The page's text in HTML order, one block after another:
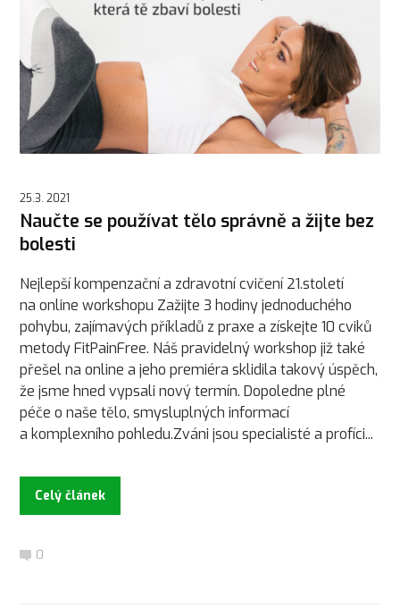
25.3. 2021
Naučte se používat tělo správně a žijte bez
bolesti
Nejlepší kompenzační a zdravotní cvičení 21.století
na online workshopu Zažijte 3 hodiny jednoduchého
pohybu, zajímavých příkladů z praxe a získejte 10 cviků
metody FitPainFree. Náš pravidelný workshop již také
přešel na online a jeho premiéra sklidila takový úspěch,
že jsme hned vypsali nový termín. Dopoledne plné
péče o naše tělo, smysluplných informací
a komplexního pohledu.Zváni jsou specialisté a profíci...
Celý článek
0